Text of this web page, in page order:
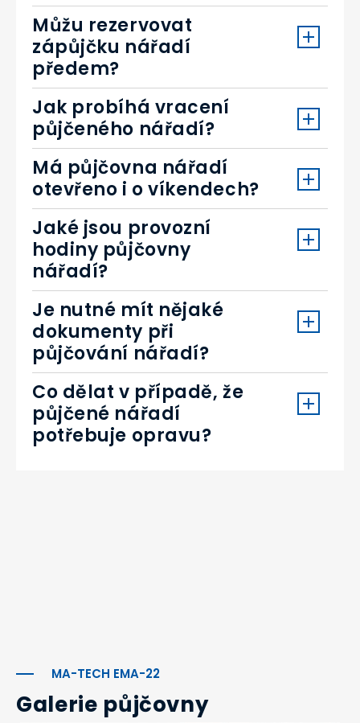
Můžu rezervovat
zápůjčku nářadí
předem?
Jak probíhá vracení
půjčeného nářadí?
Má půjčovna nářadí
otevřeno i o víkendech?
Jaké jsou provozní
hodiny půjčovny
nářadí?
Je nutné mít nějaké
dokumenty při
půjčování nářadí?
Co dělat v případě, že
půjčené nářadí
potřebuje opravu?
MA-TECH EMA-22
Galerie půjčovny